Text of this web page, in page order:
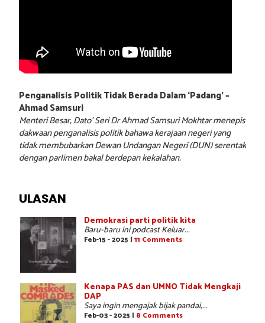
Penganalisis Politik Tidak Berada Dalam ‘Padang’ –
Ahmad Samsuri
Menteri Besar, Dato’ Seri Dr Ahmad Samsuri Mokhtar menepis
dakwaan penganalisis politik bahawa kerajaan negeri yang
tidak membubarkan Dewan Undangan Negeri (DUN) serentak
dengan parlimen bakal berdepan kekalahan.
ULASAN
Demokrasi parti politik kita
Baru-baru ini podcast Keluar...
Feb-15 - 2025 | 11 Comments
Kenapa PAS dan UMNO Tidak Mengkaji
DAP
Saya ingin mengajak bijak pandai,...
Feb-03 - 2025 | 8 Comments